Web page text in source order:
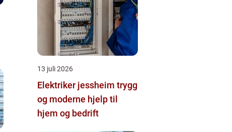
13 juli 2026
Elektriker jessheim trygg
og moderne hjelp til
hjem og bedrift